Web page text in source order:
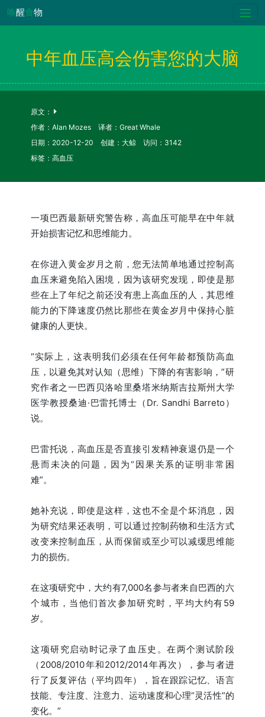
唤醒食物
中年血压高会伤害您的大脑
原文：
作者：Alan Mozes 译者：Great Whale
日期：2020-12-20 创建：大鲸 访问：3142
标签：高血压
一项巴西最新研究警告称，高血压可能早在中年就
开始损害记忆和思维能力。
在你进入黄金岁月之前，您无法简单地通过控制高
血压来避免陷入困境，因为该研究发现，即使是那
些在上了年纪之前还没有患上高血压的人，其思维
能力的下降速度仍然比那些在黄金岁月中保持心脏
健康的人更快。
“实际上，这表明我们必须在任何年龄都预防高血
压，以避免其对认知（思维）下降的有害影响，”研
究作者之一巴西贝洛哈里桑塔米纳斯吉拉斯州大学
医学教授桑迪·巴雷托博士（Dr. Sandhi Barreto）
说。
巴雷托说，高血压是否直接引发精神衰退仍是一个
悬而未决的问题，因为“因果关系的证明非常困
难”。
她补充说，即使是这样，这也不全是个坏消息，因
为研究结果还表明，可以通过控制药物和生活方式
改变来控制血压，从而保留或至少可以减缓思维能
力的损伤。
在这项研究中，大约有7,000名参与者来自巴西的六
个城市，当他们首次参加研究时，平均大约有59
岁。
这项研究启动时记录了血压史。在两个测试阶段
（2008/2010年和2012/2014年再次），参与者进
行了反复评估（平均四年），旨在跟踪记忆、语言
技能、专注度、注意力、运动速度和心理“灵活性”的
变化。”